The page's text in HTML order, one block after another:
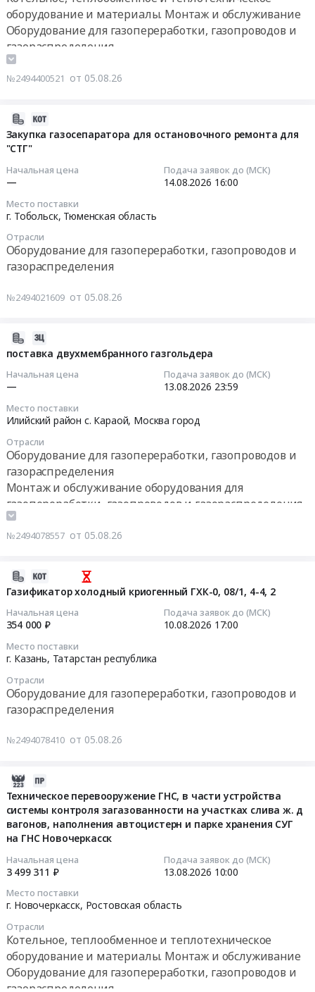
оборудование и материалы. Монтаж и обслуживание
Оборудование для газопереработки, газопроводов и
газораспределения
Контрольно-измерительные приборы и автоматика,
монтаж и обслуживание
видеонаблюдение, средства контроля доступа
№2494400521 от 05.08.26
1,
1,
1
1,
1,1
1.
Закупка газосепаратора для остановочного ремонта для
"СТГ"
Начальная цена
—
Подача заявок до (МСК)
14.08.2026 16:00
Место поставки
г. Тобольск, Тюменская область
Отрасли
Оборудование для газопереработки, газопроводов и
газораспределения
№2494021609 от 05.08.26
поставка двухмембранного газгольдера
Начальная цена
—
Подача заявок до (МСК)
13.08.2026 23:59
Место поставки
Илийский район с. Караой, Москва город
Отрасли
Оборудование для газопереработки, газопроводов и
газораспределения
Монтаж и обслуживание оборудования для
газопереработки, газопроводов и газораспределения
Промышленные резервуары и ёмкости, ремонт и
обслуживание
№2494078557 от 05.08.26
Газификатор холодный криогенный ГХК-0, 08/1, 4-4, 2
Начальная цена
354 000 ₽
Подача заявок до (МСК)
10.08.2026 17:00
Место поставки
г. Казань, Татарстан республика
Отрасли
Оборудование для газопереработки, газопроводов и
газораспределения
№2494078410 от 05.08.26
0,08/1,4-
0,08/1,4-
Техническое перевооружение ГНС, в части устройства
системы контроля загазованности на участках слива ж. д
вагонов, наполнения автоцистерн и парке хранения СУГ
на ГНС Новочеркасск
Начальная цена
3 499 311 ₽
Подача заявок до (МСК)
13.08.2026 10:00
Место поставки
г. Новочеркасск, Ростовская область
Отрасли
Котельное, теплообменное и теплотехническое
оборудование и материалы. Монтаж и обслуживание
Оборудование для газопереработки, газопроводов и
газораспределения